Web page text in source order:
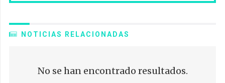
NOTICIAS RELACIONADAS
No se han encontrado resultados.